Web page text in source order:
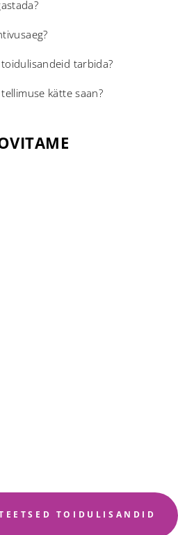
tarbida?
kätte saan?
TOIDULISANDID